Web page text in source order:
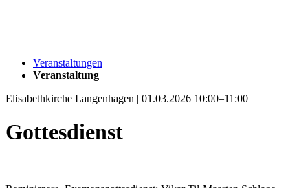
Veranstaltungen
Veranstaltung
Elisabethkirche Langenhagen | 01.03.2026 10:00–11:00
Gottesdienst